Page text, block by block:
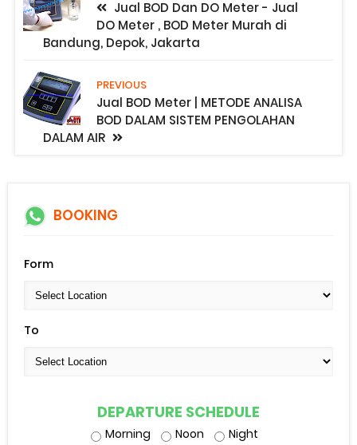
Jual BOD Dan DO Meter - Jual
DO Meter , BOD Meter Murah di
Bandung, Depok, Jakarta
PREVIOUS
Jual BOD Meter | METODE ANALISA
BOD DALAM SISTEM PENGOLAHAN
DALAM AIR
BOOKING
Form
To
DEPARTURE SCHEDULE
Morning Noon Night